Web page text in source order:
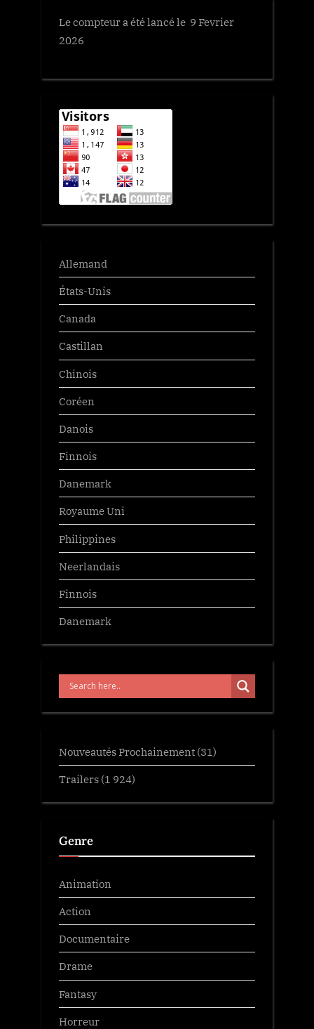
Le compteur a été lancé le 9 Fevrier
2026
Allemand
États-Unis
Canada
Castillan
Chinois
Coréen
Danois
Finnois
Danemark
Royaume Uni
Philippines
Neerlandais
Finnois
Danemark
Nouveautés Prochainement (31)
Trailers (1 924)
Genre
Animation
Action
Documentaire
Drame
Fantasy
Horreur